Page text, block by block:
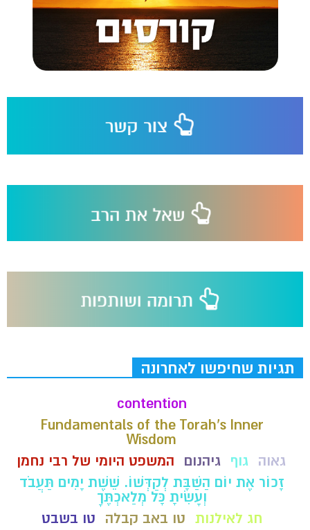
תגיות שחיפשו לאחרונה
contention
Fundamentals of the Torah’s Inner
Wisdom
גאוה גוף גיהנום
המשפט היומי של רבי נחמן
זָכוֹר אֶת יוֹם הַשַּׁבָּת לְקַדְּשׁוֹ. שֵׁשֶׁת יָמִים תַּעֲבֹד
וְעָשִׂיתָ כָּל מְלַאכְתֶּךָ
חג לאילנות טו באב קבלה
טו בשבט